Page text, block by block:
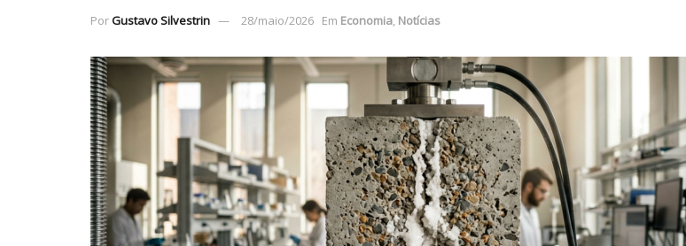
PorGustavo Silvestrin 28/maio/2026 Em Economia, Notícias